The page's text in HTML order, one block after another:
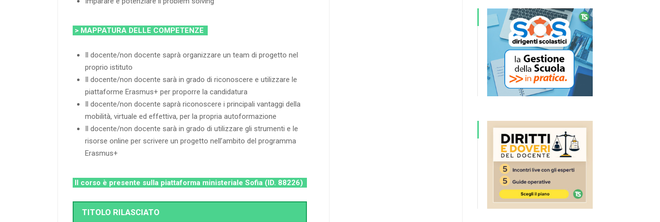
> MAPPATURA DELLE COMPETENZE
Il docente/non docente saprà organizzare un team di progetto nel
proprio istituto
Il docente/non docente sarà in grado di riconoscere e utilizzare le
piattaforme Erasmus+ per proporre la candidatura
Il docente/non docente saprà riconoscere i principali vantaggi della
mobilità, virtuale ed effettiva, per la propria autoformazione
Il docente/non docente sarà in grado di utilizzare gli strumenti e le
risorse online per scrivere un progetto nell’ambito del programma
Erasmus+
Il corso è presente sulla piattaforma ministeriale Sofia (ID. 88226)
TITOLO RILASCIATO